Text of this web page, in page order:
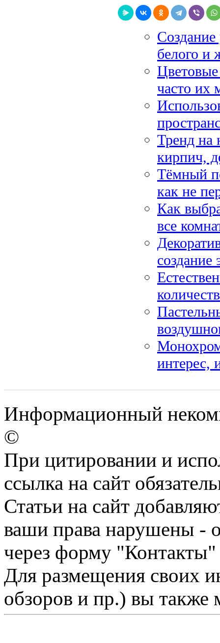
белого и
часто их
Тренд на
кирпич,
Тёмный
как не
Как
все
создание
интерес,
Информационный
©
При цитировании и
ссылка на сайт
Статьи на сайт
ваши права нарушены -
через форму "Контакты"
Для размещения своих
обзоров и пр.) вы также